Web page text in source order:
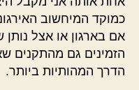
כמוקד המיחשוב
הדרך המהותיות ביותר.